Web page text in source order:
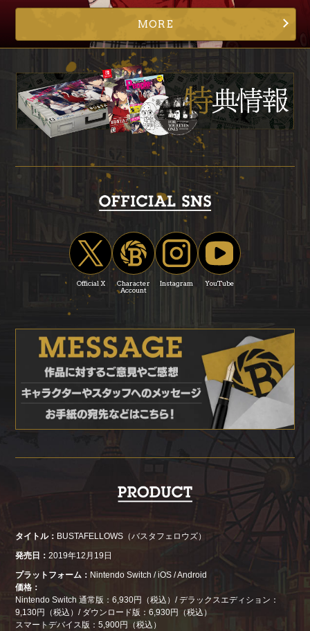
MORE
Official X
Character
Account
Instagram YouTube
タイトル
BUSTAFELLOWS（バスタフェロウズ）
発売日
2019年12月19日
プラットフォーム
Nintendo Switch / iOS / Android
価格
Nintendo Switch 通常版：6,930円（税込）/ デラックスエディション：
9,130円（税込）/ ダウンロード版：6,930円（税込）
スマートデバイス版：5,900円（税込）